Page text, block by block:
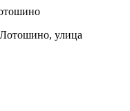
улица